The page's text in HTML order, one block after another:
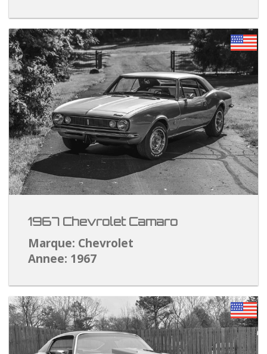
1967 Chevrolet Camaro
Marque: Chevrolet
Annee: 1967